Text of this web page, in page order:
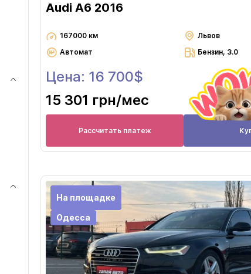
Audi A6 2016
167000 км
Львов
Автомат
Бензин, 3.0
Цена: 16 700$
15 301 грн/мес
Рассчитать платеж
На площадке
Одесса